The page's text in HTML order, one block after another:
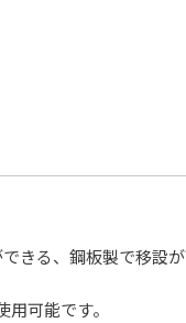
きる、鋼板製で移設
可能です。